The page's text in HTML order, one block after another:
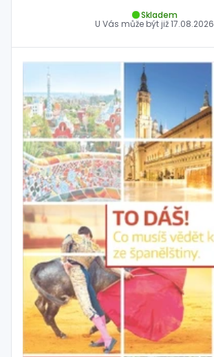
Skladem
U Vás může být již17.08.2026